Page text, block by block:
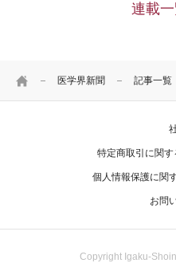
HOME 医学界新聞 記事一覧
連載
特定商取引に関
個人情報保護に関
お問
Copyright Igaku-